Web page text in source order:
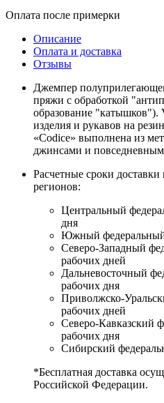
Оплата после примерки
Описание
Оплата и доставка
Отзывы
Джемпер
пряжи с обработкой
образование
изделия и рукавов на
«Codice» выполнена из
джинсами и
Расчетные сроки
регионов:
Центральный
дня
Южный федеральный
Северо-Западный
рабочих дней
Дальневосточный
рабочих дня
Приволжско-
рабочих дней
Северо-Кавказский
рабочих дня
Сибирский
*Бесплатная доставка
Российской Федерации.